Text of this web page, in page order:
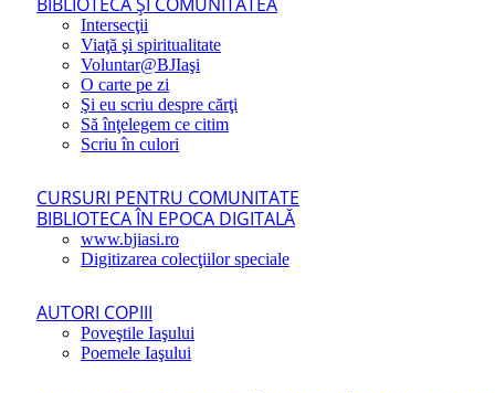
Intersecţii
Viaţă şi spiritualitate
Voluntar@BJIaşi
O carte pe zi
Şi eu scriu despre cărţi
Să înţelegem ce citim
Scriu în culori
CURSURI PENTRU COMUNITATE
BIBLIOTECA ÎN EPOCA DIGITALĂ
www.bjiasi.ro
Digitizarea colecţiilor speciale
AUTORI COPIII
Poveştile Iaşului
Poemele Iaşului